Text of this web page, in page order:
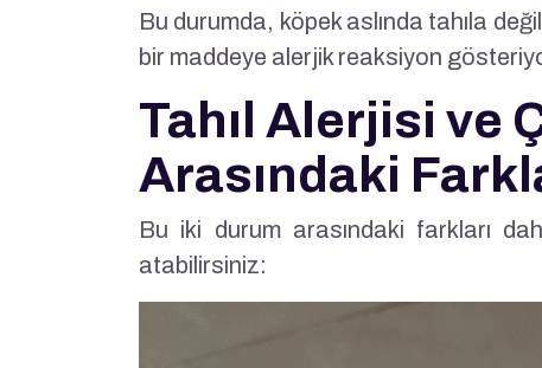
Bu durumda, köpek aslında tahıla
bir maddeye alerjik reaksiyon
Tahıl Alerjisi ve
Arasındaki
Bu iki durum arasındaki farkları
atabilirsiniz: